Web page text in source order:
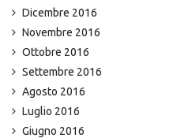
Dicembre 2016
Novembre 2016
Ottobre 2016
Settembre 2016
Agosto 2016
Luglio 2016
Giugno 2016